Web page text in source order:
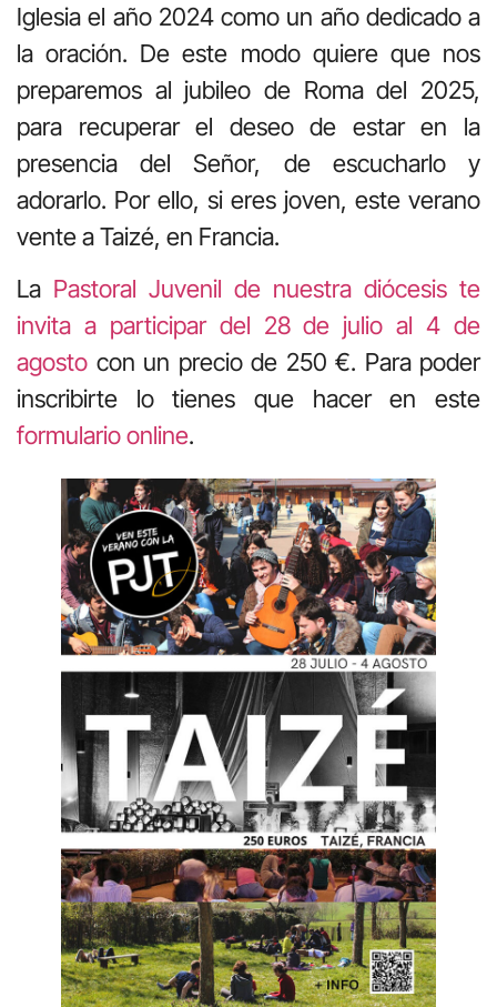
Iglesia el año 2024 como un año dedicado a
la oración. De este modo quiere que nos
preparemos al jubileo de Roma del 2025,
para recuperar el deseo de estar en la
presencia del Señor, de escucharlo y
adorarlo. Por ello, si eres joven, este verano
vente a Taizé, en Francia.
La Pastoral Juvenil de nuestra diócesis te
invita a participar del 28 de julio al 4 de
agosto con un precio de 250 €. Para poder
inscribirte lo tienes que hacer en este
formulario online.